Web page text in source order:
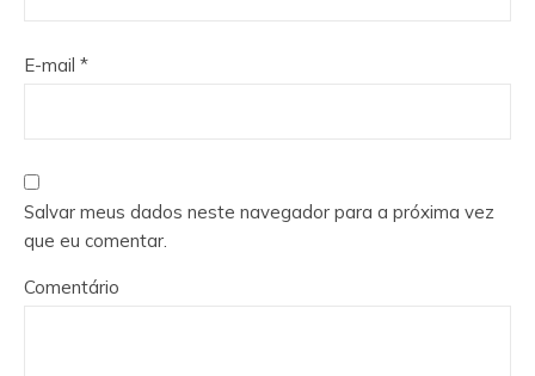
E-mail *
Salvar meus dados neste navegador para a próxima vez
que eu comentar.
Comentário